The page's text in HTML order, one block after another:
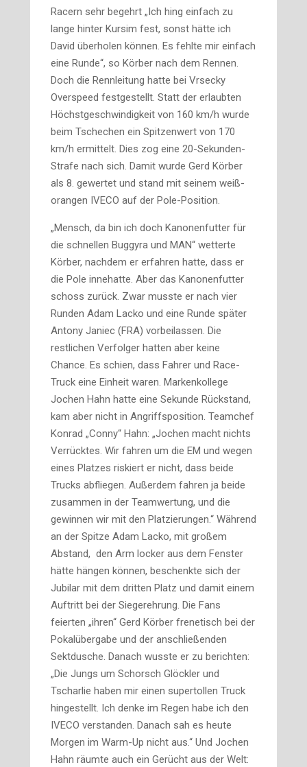
Racern sehr begehrt „Ich hing einfach zu
lange hinter Kursim fest, sonst hätte ich
David überholen können. Es fehlte mir einfach
eine Runde“, so Körber nach dem Rennen.
Doch die Rennleitung hatte bei Vrsecky
Overspeed festgestellt. Statt der erlaubten
Höchstgeschwindigkeit von 160 km/h wurde
beim Tschechen ein Spitzenwert von 170
km/h ermittelt. Dies zog eine 20-Sekunden-
Strafe nach sich. Damit wurde Gerd Körber
als 8. gewertet und stand mit seinem weiß-
orangen IVECO auf der Pole-Position.
„Mensch, da bin ich doch Kanonenfutter für
die schnellen Buggyra und MAN“ wetterte
Körber, nachdem er erfahren hatte, dass er
die Pole innehatte. Aber das Kanonenfutter
schoss zurück. Zwar musste er nach vier
Runden Adam Lacko und eine Runde später
Antony Janiec (FRA) vorbeilassen. Die
restlichen Verfolger hatten aber keine
Chance. Es schien, dass Fahrer und Race-
Truck eine Einheit waren. Marken­kollege
Jochen Hahn hatte eine Sekunde Rückstand,
kam aber nicht in Angriffsposition. Teamchef
Konrad „Conny“ Hahn: „Jochen macht nichts
Verrücktes. Wir fahren um die EM und wegen
eines Platzes riskiert er nicht, dass beide
Trucks abfliegen. Außerdem fahren ja beide
zusammen in der Teamwertung, und die
gewinnen wir mit den Platzierungen.“ Während
an der Spitze Adam Lacko, mit großem
Abstand, den Arm locker aus dem Fenster
hätte hängen können, beschenkte sich der
Jubilar mit dem dritten Platz und damit einem
Auftritt bei der Siegerehrung. Die Fans
feierten „ihren“ Gerd Körber frenetisch bei der
Pokalübergabe und der anschließenden
Sektdusche. Danach wusste er zu berichten:
„Die Jungs um Schorsch Glöckler und
Tscharlie haben mir einen supertollen Truck
hingestellt. Ich denke im Regen habe ich den
IVECO verstanden. Danach sah es heute
Morgen im Warm-Up nicht aus.“ Und Jochen
Hahn räumte auch ein Gerücht aus der Welt: